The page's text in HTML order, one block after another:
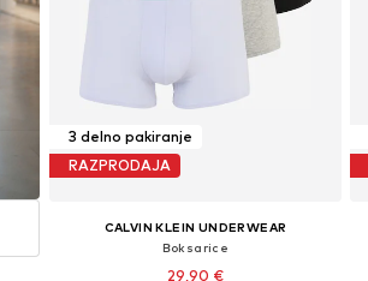
3 delno pakiranje
RAZPRODAJA
CALVIN KLEIN UNDERWEAR
Boksarice
29,90 €